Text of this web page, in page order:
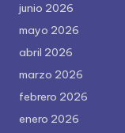
junio 2026
mayo 2026
abril 2026
marzo 2026
febrero 2026
enero 2026